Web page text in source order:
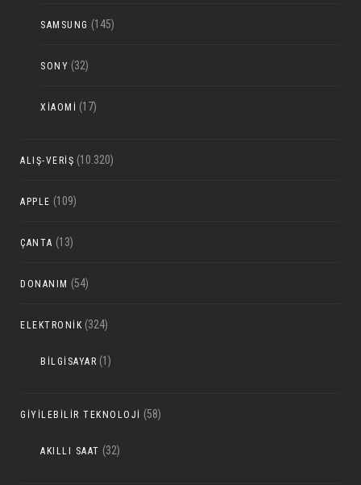
SAMSUNG (145)
SONY (32)
XIAOMI (17)
ALIŞ-VERIŞ (10.320)
APPLE (109)
ÇANTA (13)
DONANIM (54)
ELEKTRONIK (324)
BILGISAYAR (1)
GIYILEBILIR TEKNOLOJI (58)
AKILLI SAAT (32)